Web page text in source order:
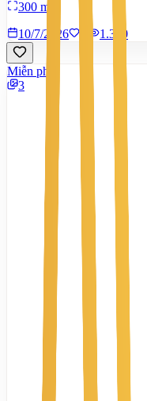
300 m²
10/7/2026
1.370
Miễn phí
3